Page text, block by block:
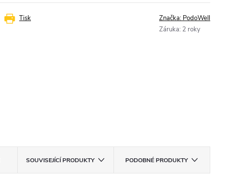
Tisk Značka: PodoWell
Záruka: 2 roky
SOUVISEJÍCÍ PRODUKTY PODOBNÉ PRODUKTY